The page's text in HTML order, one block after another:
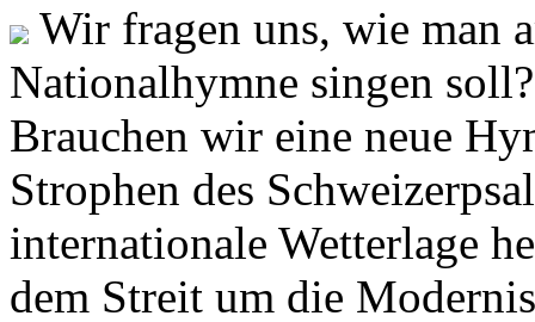
Wir fragen uns, wie man
Nationalhymne singen
Brauchen wir eine neue
Strophen des
internationale Wetterlage
dem Streit um die